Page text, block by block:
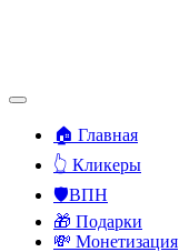
🏠 Главная
👆 Кликеры
🛡️ВПН
🎁 Подарки
💸 Монетизация